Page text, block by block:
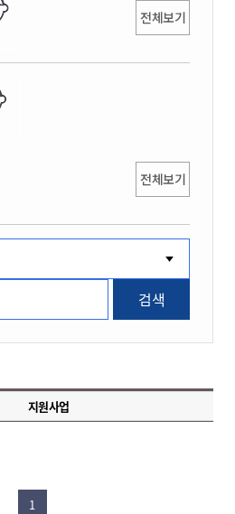
전체보기
전체보기
검색
지원사업
1